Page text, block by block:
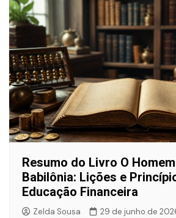
Resumo do Livro O
Babilônia: Lições e
Educação Financeira
Zelda Sousa 29 de junho de